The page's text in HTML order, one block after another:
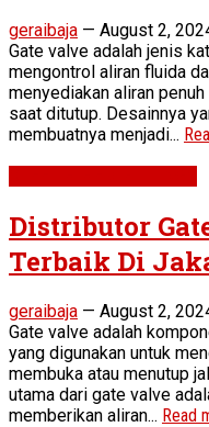
geraibaja — August 2,
Gate valve adalah jenis
mengontrol aliran fluida
menyediakan aliran
saat ditutup. Desainnya
membuatnya menjadi...
Distributor
Terbaik Di
geraibaja — August 2,
Gate valve adalah
yang digunakan untuk
membuka atau menutup
utama dari gate valve
memberikan aliran... Read